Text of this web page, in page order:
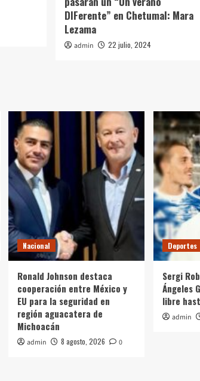
DIFerente” en Chetumal: Mara
Lezama
admin 22 julio, 2024
Nacional
Ronald Johnson destaca
cooperación entre México y
EU para la seguridad en
región aguacatera de
Michoacán
admin 8 agosto, 2026 0
Deportes
Sergi
Ángeles
libre
admin